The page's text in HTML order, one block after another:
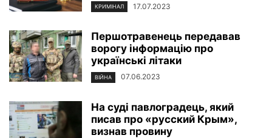
КРИМІНАЛ 17.07.2023
Першотравенець передавав
ворогу інформацію про
українські літаки
ВІЙНА 07.06.2023
На суді павлоградець, який
писав про «русский Крым»,
визнав провину